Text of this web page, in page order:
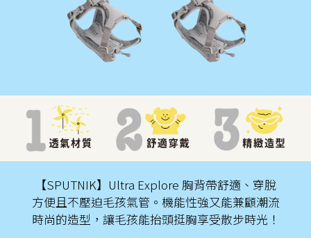
【SPUTNIK】Ultra Explore 胸背帶舒適、穿脫
方便且不壓迫毛孩氣管。機能性強又能兼顧潮流
時尚的造型，讓毛孩能抬頭挺胸享受散步時光！